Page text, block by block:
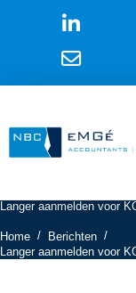
Langer aanmelden voor
Home / Berichten /
Langer aanmelden voor